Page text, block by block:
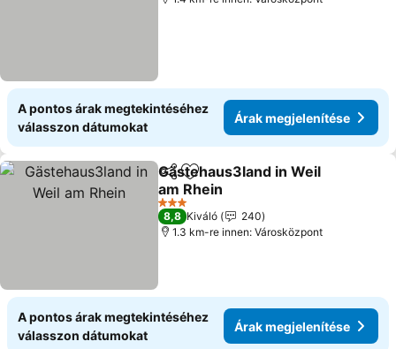
A pontos árak megtekintéséhez
válasszon dátumokat
Árak megjelenítése
Megosztás
Hozzáadás a kedvencekhez
Gästehaus3land in Weil
am Rhein
3 Kategória
8,8 Kiváló
240
1.3 km-re innen: Városközpont
A pontos árak megtekintéséhez
válasszon dátumokat
Árak megjelenítése